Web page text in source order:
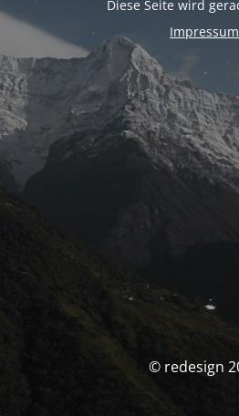
Diese Seite wird
Impressum
© redesign